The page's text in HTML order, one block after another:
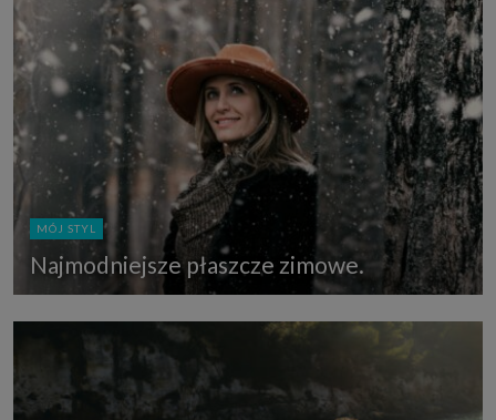
MÓJ STYL
Najmodniejsze płaszcze zimowe.